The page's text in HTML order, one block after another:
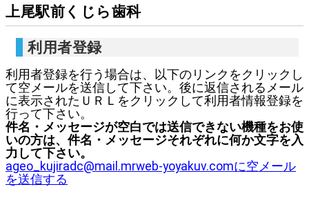
上尾駅前くじら歯科
利用者登録
利用者登録を行う場合は、以下のリンクをクリックし
て空メールを送信して下さい。後に返信されるメール
に表示されたＵＲＬをクリックして利用者情報登録を
行って下さい。
件名・メッセージが空白では送信できない機種をお使
いの方は、件名・メッセージそれぞれに何か文字を入
力して下さい。
ageo_kujiradc@mail.mrweb-yoyakuv.comに空メール
を送信する